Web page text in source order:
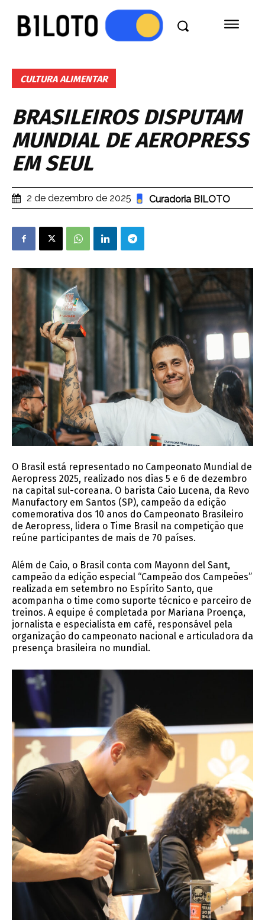
CULTURA ALIMENTAR
BRASILEIROS DISPUTAM
MUNDIAL DE AEROPRESS
EM SEUL
2 de dezembro de 2025 Curadoria BILOTO
O Brasil está representado no Campeonato Mundial de
Aeropress 2025, realizado nos dias 5 e 6 de dezembro
na capital sul-coreana. O barista Caio Lucena, da Revo
Manufactory em Santos (SP), campeão da edição
comemorativa dos 10 anos do Campeonato Brasileiro
de Aeropress, lidera o Time Brasil na competição que
reúne participantes de mais de 70 países.
Além de Caio, o Brasil conta com Mayonn del Sant,
campeão da edição especial “Campeão dos Campeões”
realizada em setembro no Espírito Santo, que
acompanha o time como suporte técnico e parceiro de
treinos. A equipe é completada por Mariana Proença,
jornalista e especialista em café, responsável pela
organização do campeonato nacional e articuladora da
presença brasileira no mundial.